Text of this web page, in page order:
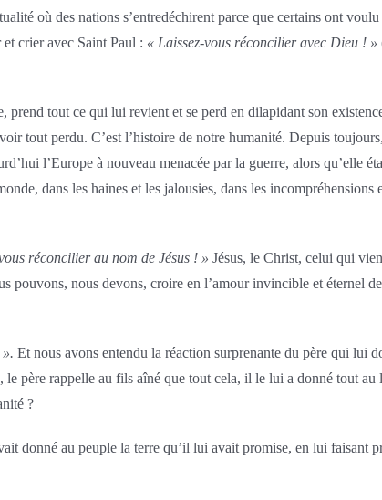
où des nations s’entredéchirent parce que certains ont
crier avec Saint Paul : « Laissez-vous réconcilier avec Dieu ! »
tout ce qui lui revient et se perd en dilapidant son
tout perdu. C’est l’histoire de notre humanité. Depuis
l’Europe à nouveau menacée par la guerre, alors qu’elle
dans les haines et les jalousies, dans les
réconcilier au nom de Jésus ! » Jésus, le Christ, celui qui
nous devons, croire en l’amour invincible et éternel
Et nous avons entendu la réaction surprenante du père qui lui
le père rappelle au fils aîné que tout cela, il le lui a donné tout au
?
donné au peuple la terre qu’il lui avait promise, en lui